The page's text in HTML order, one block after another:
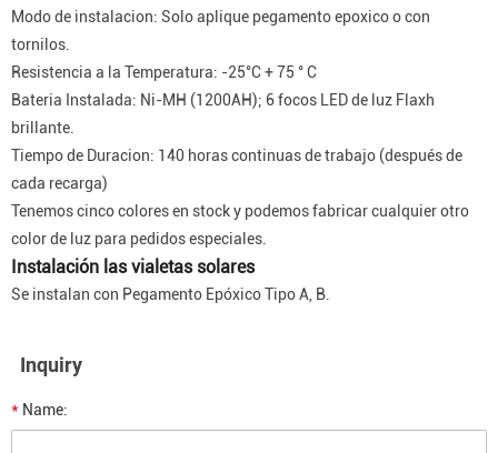
Modo de instalacion: Solo aplique pegamento epoxico o con
tornilos.
Resistencia a la Temperatura: -25°C + 75 ° C
Bateria Instalada: Ni-MH (1200AH); 6 focos LED de luz Flaxh
brillante.
Tiempo de Duracion: 140 horas continuas de trabajo (después de
cada recarga)
Tenemos cinco colores en stock y podemos fabricar cualquier otro
color de luz para pedidos especiales.
Instalación las vialetas solares
Se instalan con Pegamento Epóxico Tipo A, B.
Inquiry
* Name: